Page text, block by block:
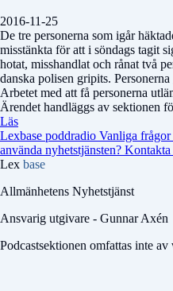
2016-11-25
De tre personerna som igår
misstänkta för att i söndags tagit
hotat, misshandlat och rånat två
danska polisen gripits.
Arbetet med att få personerna
Ärendet handläggs av sektionen
Läs
Lexbase poddradio Vanliga frågor
använda nyhetstjänsten? Kontakta
Lex base
Allmänhetens Nyhetstjänst
Ansvarig utgivare - Gunnar Axén
Podcastsektionen omfattas inte